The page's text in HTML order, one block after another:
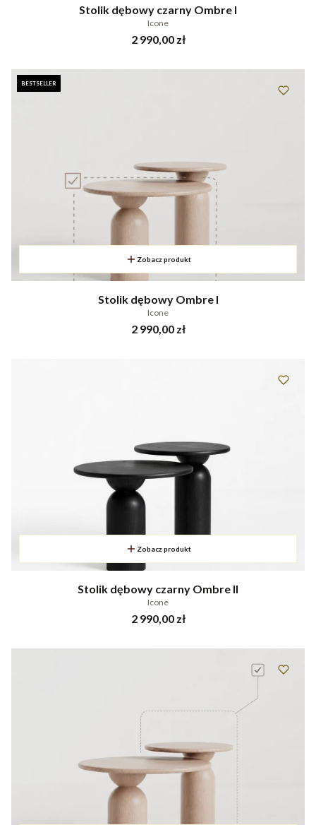
Stolik dębowy czarny Ombre I
Icone
Cena
2 990,00 zł
BESTSELLER
Zobacz produkt
Stolik dębowy Ombre I
Icone
Cena
2 990,00 zł
Zobacz produkt
Stolik dębowy czarny Ombre II
Icone
Cena
2 990,00 zł